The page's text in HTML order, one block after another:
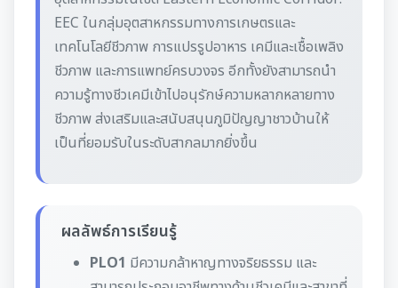
EEC ในกลุ่มอุตสาหกรรมทางการเกษตรและ
เทคโนโลยีชีวภาพ การแปรรูปอาหาร เคมีและเชื้อเพลิง
ชีวภาพ และการแพทย์ครบวงจร อีกทั้งยังสามารถนำ
ความรู้ทางชีวเคมีเข้าไปอนุรักษ์ความหลากหลายทาง
ชีวภาพ ส่งเสริมและสนับสนุนภูมิปัญญาชาวบ้านให้
เป็นที่ยอมรับในระดับสากลมากยิ่งขึ้น
ผลลัพธ์การเรียนรู้
PLO1 มีความกล้าหาญทางจริยธรรม และ